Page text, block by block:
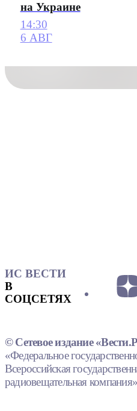
на Украине
14:30
6 АВГ
ИС ВЕСТИ
В
СОЦСЕТЯХ
© Сетевое издание
«Федеральное
Всероссийская
радиовещательная